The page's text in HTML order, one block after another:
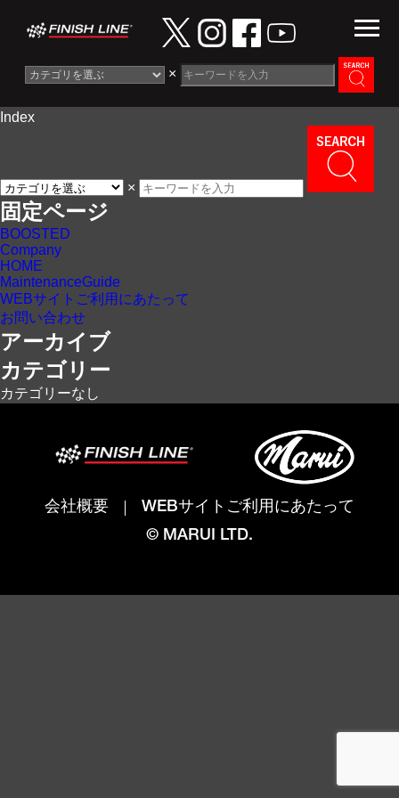
×
Information
Maintenance Guide
Contact
Index
×
固定ページ
BOOSTED
Company
HOME
MaintenanceGuide
WEBサイトご利用にあたって
お問い合わせ
アーカイブ
カテゴリー
カテゴリーなし
会社概要
WEBサイトご利用にあたって
© MARUI LTD.